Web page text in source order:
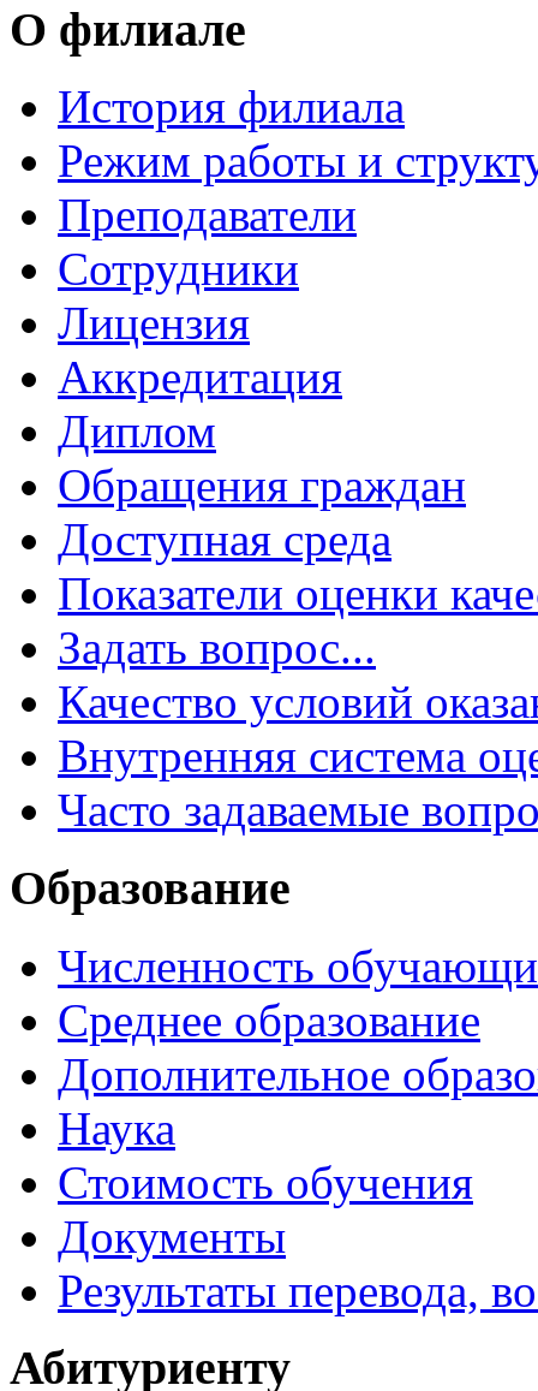
О филиале
История филиала
Режим работы и
Преподаватели
Сотрудники
Лицензия
Аккредитация
Диплом
Обращения граждан
Доступная среда
Показатели оценки
Задать вопрос...
Качество условий
Внутренняя система
Часто задаваемые
Образование
Численность
Среднее образование
Дополнительное
Наука
Стоимость обучения
Документы
Результаты перевода,
Абитуриенту